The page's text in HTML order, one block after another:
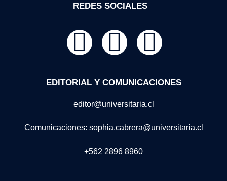
REDES SOCIALES
EDITORIAL Y COMUNICACIONES
editor@universitaria.cl
Comunicaciones: sophia.cabrera@universitaria.cl
+562 2896 8960